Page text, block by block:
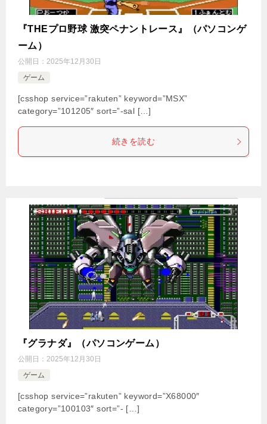
『THEプロ野球 激突ペナントレース』（パソコンゲ
ーム）
公開日： 2025年12月30日
ゲーム
[csshop service=”rakuten” keyword=”MSX”
category=”101205″ sort=”-sal […]
続きを読む
『グラナダ』（パソコンゲーム）
公開日： 2025年12月30日
ゲーム
[csshop service=”rakuten” keyword=”X68000″
category=”100103″ sort=”- […]